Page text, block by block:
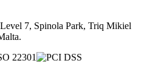
7, Spinola Park, Triq Mikiel